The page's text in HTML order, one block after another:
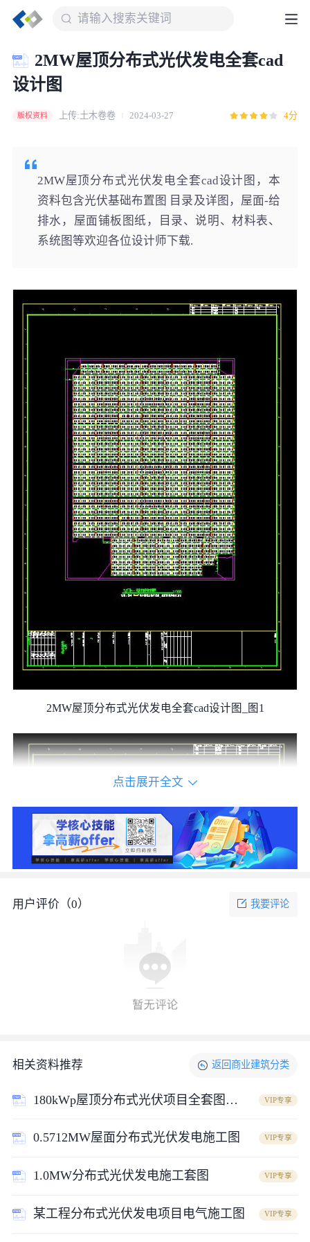
2MW屋顶分布式光伏发电全套cad
设计图
版权资料 上传:土木卷卷 2024-03-27 4分
2MW屋顶分布式光伏发电全套cad设计图，本
资料包含光伏基础布置图 目录及详图，屋面-给
排水，屋面铺板图纸，目录、说明、材料表、
系统图等欢迎各位设计师下载.
2MW屋顶分布式光伏发电全套cad设计图_图1
2MW屋顶分布式光伏发电全套cad设计图_图2
点击展开全文
用户评价（0） 我要评论
相关资料推荐 返回 商业建筑分类
180kWp屋顶分布式光伏项目全套图纸CAD VIP专享
0.5712MW屋面分布式光伏发电施工图 VIP专享
1.0MW分布式光伏发电施工套图 VIP专享
某工程分布式光伏发电项目电气施工图 VIP专享